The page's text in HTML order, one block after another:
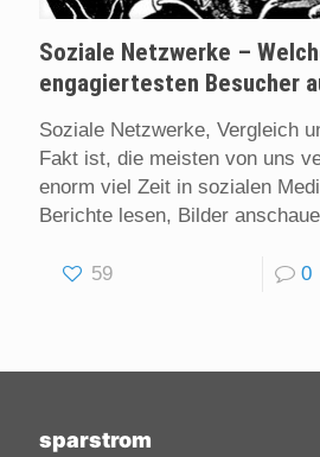
Soziale Netzwerke –
engagiertesten Besucher
Soziale Netzwerke, Vergleich
Fakt ist, die meisten von uns
enorm viel Zeit in sozialen
Berichte lesen, Bilder
59 0
sparstrom